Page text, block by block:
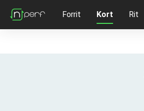
Forrit Kort Rit